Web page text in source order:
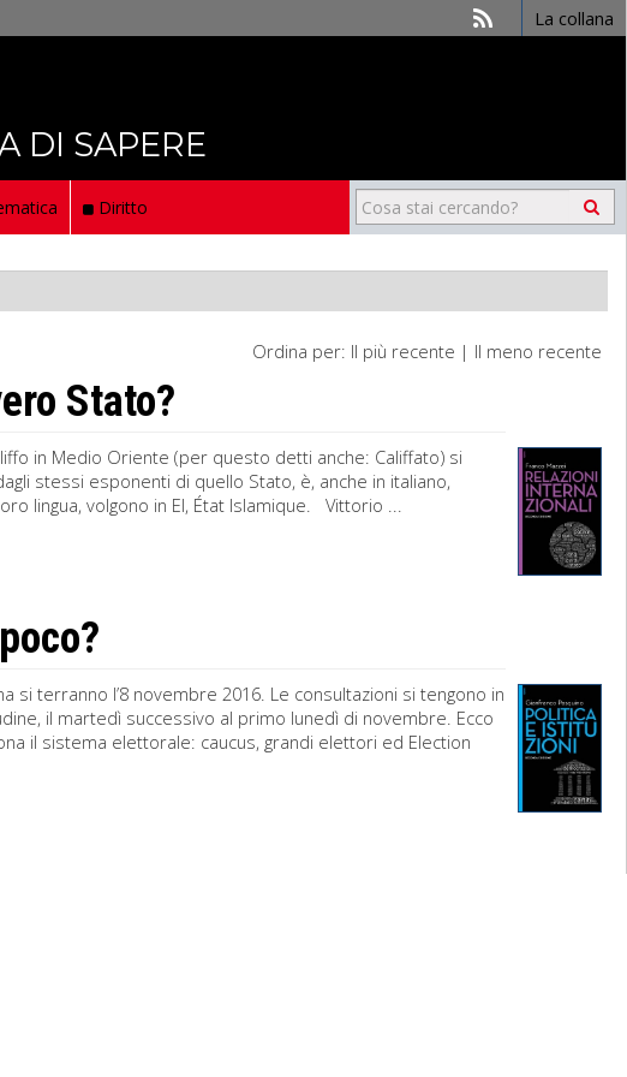
La collana
DI SAPERE
Diritto
Ordina per: Il più recente | Il meno recente
Stato?
in Medio Oriente (per questo detti anche: Califfato) si
stessi esponenti di quello Stato, è, anche in italiano,
lingua, volgono in EI, État Islamique. Vittorio ...
terranno l’8 novembre 2016. Le consultazioni si tengono in
il martedì successivo al primo lunedì di novembre. Ecco
il sistema elettorale: caucus, grandi elettori ed Election